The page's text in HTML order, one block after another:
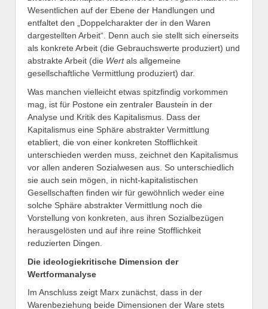
Wesentlichen auf der Ebene der Handlungen und
entfaltet den „Doppelcharakter der in den Waren
dargestellten Arbeit“. Denn auch sie stellt sich einerseits
als konkrete Arbeit (die Gebrauchswerte produziert) und
abstrakte Arbeit (die Wertals allgemeine
gesellschaftliche Vermittlung produziert) dar.
Was manchen vielleicht etwas spitzfindig vorkommen
mag, ist für Postone ein zentraler Baustein in der
Analyse und Kritik des Kapitalismus. Dass der
Kapitalismus eine Sphäre abstrakter Vermittlung
etabliert, die von einer konkreten Stofflichkeit
unterschieden werden muss, zeichnet den Kapitalismus
vor allen anderen Sozialwesen aus. So unterschiedlich
sie auch sein mögen, in nicht-kapitalistischen
Gesellschaften finden wir für gewöhnlich weder eine
solche Sphäre abstrakter Vermittlung noch die
Vorstellung von konkreten, aus ihren Sozialbezügen
herausgelösten und auf ihre reine Stofflichkeit
reduzierten Dingen.
Die ideologiekritische Dimension der
Wertformanalyse
Im Anschluss zeigt Marx zunächst, dass in der
Warenbeziehung beide Dimensionen der Ware stets